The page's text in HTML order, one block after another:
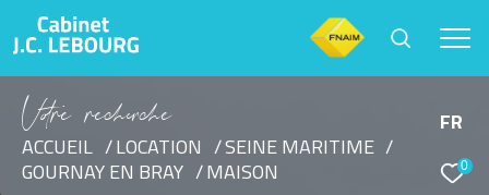
FR
0
Vore recece
ACCUEIL LOCATION
SEINE MARITIME
GOURNAY EN BRAY
MAISON
Effectuer une recherche